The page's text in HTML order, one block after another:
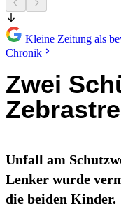
Kleine Zeitung als
Chronik
Zwei
Unfall am
Lenker wurde
die beiden Kinder.